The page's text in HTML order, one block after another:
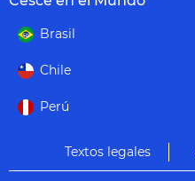
Brasil
Chile
Perú
Textos legales